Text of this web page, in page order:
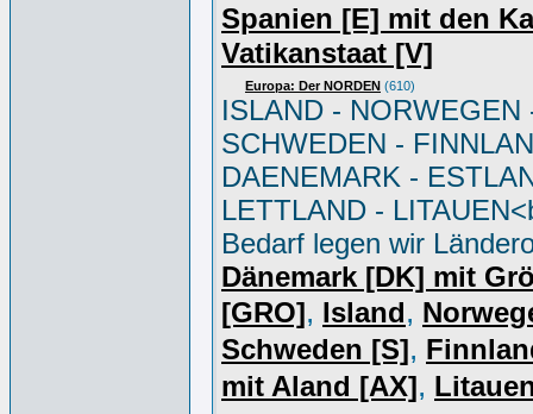
Spanien [E] mit den
Vatikanstaat [V]
Europa: Der NORDEN (610)
ISLAND - NORWEGEN
SCHWEDEN -
DAENEMARK -
LETTLAND -
Bedarf legen wir
Dänemark [DK] mit
[GRO], Island,
Schweden [S],
mit Aland [AX],